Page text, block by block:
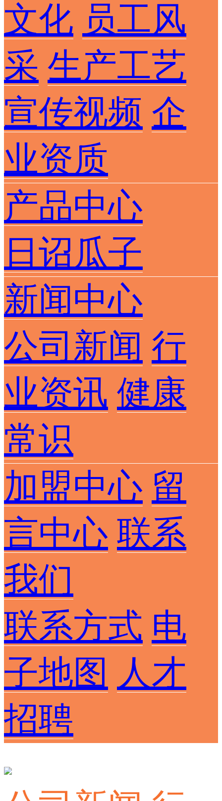
文化 员工风
采 生产工艺
宣传视频 企
业资质
产品中心
日诏瓜子
新闻中心
公司新闻 行
业资讯 健康
常识
加盟中心 留
言中心 联系
我们
联系方式 电
子地图 人才
招聘